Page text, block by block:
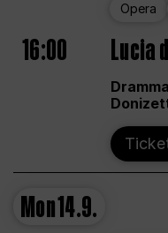
Opera
16:00 Lucia
Mon14.9.